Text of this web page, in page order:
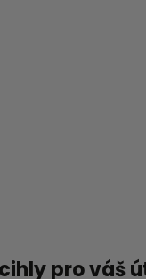
pro váš